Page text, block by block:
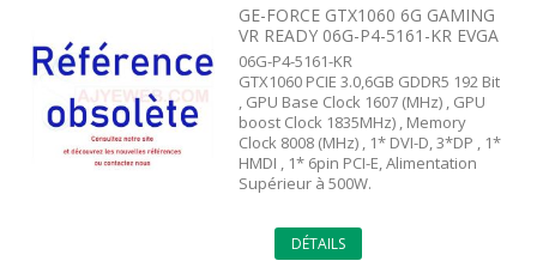
GE-FORCE GTX1060 6G GAMING
VR READY 06G-P4-5161-KR EVGA
06G-P4-5161-KR
GTX1060 PCIE 3.0,6GB GDDR5 192 Bit
, GPU Base Clock 1607 (MHz) , GPU
boost Clock 1835MHz) , Memory
Clock 8008 (MHz) , 1* DVI-D, 3*DP , 1*
HMDI , 1* 6pin PCI-E, Alimentation
Supérieur à 500W.
DÉTAILS